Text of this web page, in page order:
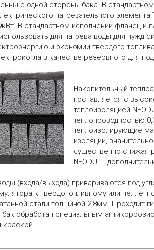
с одной стороны бака. В
нагревательного
В стандартном исполнении фланец и
для нагрева воды для нужд
и экономии твердого
в качестве резервного для
Накопительный
поставляется с
теплоизоляцией
теплопроводностью
теплоизолирующие
изоляции,
существенно снижая
NEODUL -
(входа/выхода) привариваются под
к твердотопливному или
стали толщиной 2,8мм. Проходит
бак обработан специальным
краской.